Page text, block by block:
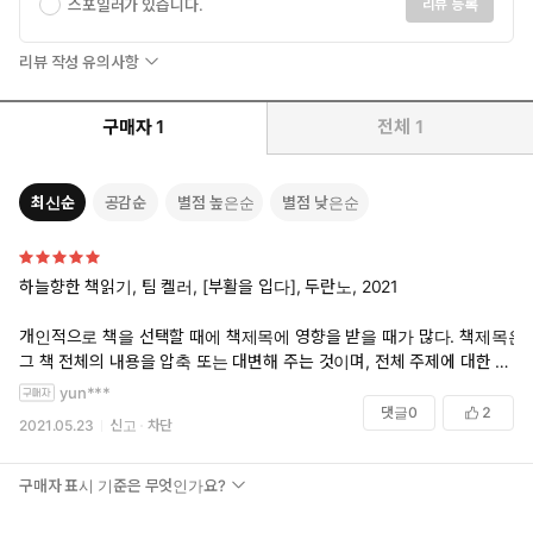
예수 부활의 권능을 입어 다시 사는 것,
팀 켈러는 우리가 잘 안다고 생각했던 성경 속 부활 사건을 새롭
고 깊게 조망한다. 1부에서 예수님의 부활이 역사적 사실임을 밝
히고, 2부에서 예수님의 부활이 성경 전체의 줄거리를 이해하는
열쇠이자 또한 그리스도인의 삶을 영위하는 원리임을 고찰한다.
리스도를 인격적으로 만날 때 희망 없던 우리 인생이 어떻게 근
본적으로 변하는지 살펴본다. 4부에서는 우리 삶의 여러 특정 영
역에 자리 잡은 깊은 두려움들을 살펴보면서, 우리가 어떻게 부
활에 힘입어 거기에 맞설 수 있는지 구체적으로 소개한다.
예수의 부활은 신기한 마술이 아니라 선한 침략이다. 성령의 능력
으로 신자의 현재 삶을 속속들이 재창조한다. 예수를 죽은 자 가운
데서 다시 살리신 하나님의 ‘힘의 위력’이 이제 우리 안에 있다.
‘나를 위해 가장 깊은 어둠으로 뛰어드신 예수’를 바라보라. 인간
의 자원이 아니라 ‘다시 사신 예수’ 안에서 안식하라. 두려운 현실
스포일러가 있습니다. 리뷰 등록
리뷰 작성 유의사항
구매자 1 전체 1
최신순 공감순 별점 높은순 별점 낮은순
하늘향한 책읽기, 팀 켈러, [부활을 입다], 두란노, 2021
개인적으로 책을 선택할 때에 책제목에 영향을 받을 때가 많다. 책제목은
그 책 전체의 내용을 압축 또는 대변해 주는 것이며, 전체 주제에 대한 핵
심메시지를 보여주는 것이어야 한다고 생각한다. 그래서인지 책제목만
보고서 아예 나와 상관없다고 생각하고 책내용을 거들떠보지 않을 때도
있고 책제목에 너무 마음이 끌려서 책을 집어 들어 구입할 때도 있다.
독자도 이러한 데 책을 쓰는 저자나 출판사에서 책제목을 정하는 것은 정
yun***
2021.05.23 신고 차단
댓글0 2
구매자 표시 기준은 무엇인가요?